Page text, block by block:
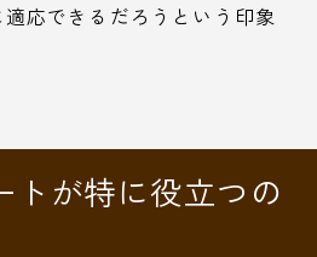
応できるだろうという印象
トが特に役立つの